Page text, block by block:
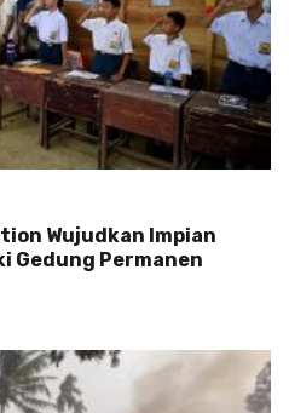
Wujudkan Impian
Gedung Permanen